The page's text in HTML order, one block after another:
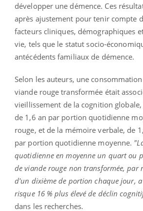
développer une démence. Ces
après ajustement pour tenir compte
facteurs cliniques, démographiques
vie, tels que le statut socio-
antécédents familiaux de démence.
Selon les auteurs, une
viande rouge transformée était
vieillissement de la cognition
de 1,6 an par portion quotidienne
rouge, et de la mémoire verbale, de
par portion quotidienne moyenne.
quotidienne en moyenne un quart ou
de viande rouge non transformée, par
d'un dixième de portion chaque jour, a
risque 16 % plus élevé de déclin
dans les recherches.